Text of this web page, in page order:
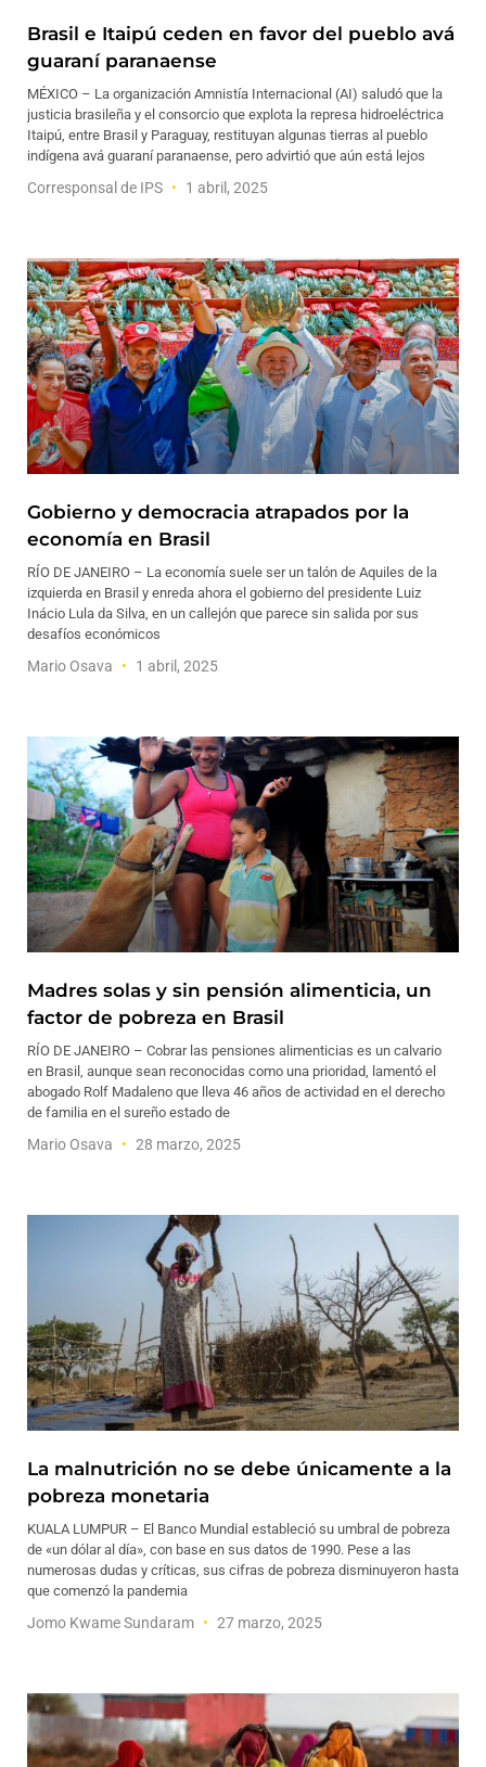
Brasil e Itaipú ceden en favor del pueblo avá
guaraní paranaense
MÉXICO – La organización Amnistía Internacional (AI) saludó que la
justicia brasileña y el consorcio que explota la represa hidroeléctrica
Itaipú, entre Brasil y Paraguay, restituyan algunas tierras al pueblo
indígena avá guaraní paranaense, pero advirtió que aún está lejos
Corresponsal de IPS 1 abril, 2025
Gobierno y democracia atrapados por la
economía en Brasil
RÍO DE JANEIRO – La economía suele ser un talón de Aquiles de la
izquierda en Brasil y enreda ahora el gobierno del presidente Luiz
Inácio Lula da Silva, en un callejón que parece sin salida por sus
desafíos económicos
Mario Osava 1 abril, 2025
Madres solas y sin pensión alimenticia, un
factor de pobreza en Brasil
RÍO DE JANEIRO – Cobrar las pensiones alimenticias es un calvario
en Brasil, aunque sean reconocidas como una prioridad, lamentó el
abogado Rolf Madaleno que lleva 46 años de actividad en el derecho
de familia en el sureño estado de
Mario Osava 28 marzo, 2025
La malnutrición no se debe únicamente a la
pobreza monetaria
KUALA LUMPUR – El Banco Mundial estableció su umbral de pobreza
de «un dólar al día», con base en sus datos de 1990. Pese a las
numerosas dudas y críticas, sus cifras de pobreza disminuyeron hasta
que comenzó la pandemia
Jomo Kwame Sundaram 27 marzo, 2025